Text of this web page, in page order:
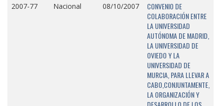
2007-77 Nacional 08/10/2007
CONVENIO DE
COLABORACIÓN ENTRE
LA UNIVERSIDAD
AUTÓNOMA DE MADRID,
LA UNIVERSIDAD DE
OVIEDO Y LA
UNIVERSIDAD DE
MURCIA, PARA LLEVAR A
CABO,CONJUNTAMENTE,
LA ORGANIZACIÓN Y